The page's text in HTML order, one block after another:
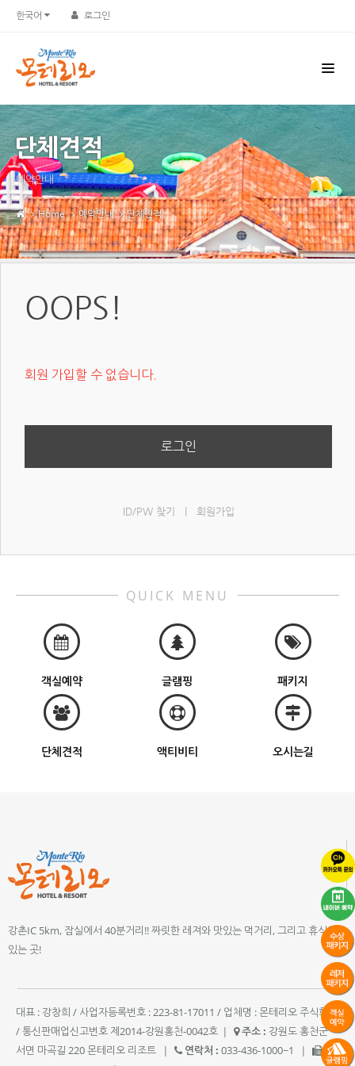
한국어 로그인
단체견적
예약안내
Home 예약안내 단체견적
OOPS!
회원 가입할 수 없습니다.
로그인
ID/PW 찾기 회원가입
QUICK MENU
객실예약 글램핑 패키지
단체견적 액티비티 오시는길
강촌IC 5km, 잠실에서 40분거리!! 짜릿한 레져와 맛있는 먹거리, 그리고 휴식이
있는 곳!
대표 : 강창희 / 사업자등록번호 : 223-81-17011 / 업체명 : 몬테리오 주식회사
/ 통신판매업신고번호 제2014-강원홍천-0042호 | 주소 : 강원도 홍천군
서면 마곡길 220 몬테리오 리조트
| 연락처 : 033-436-1000~1
|